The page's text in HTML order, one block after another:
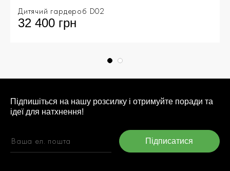
Дитячий гардероб D02
32 400 грн
Підпишіться на нашу розсилку і отримуйте поради та
ідеї для натхнення!